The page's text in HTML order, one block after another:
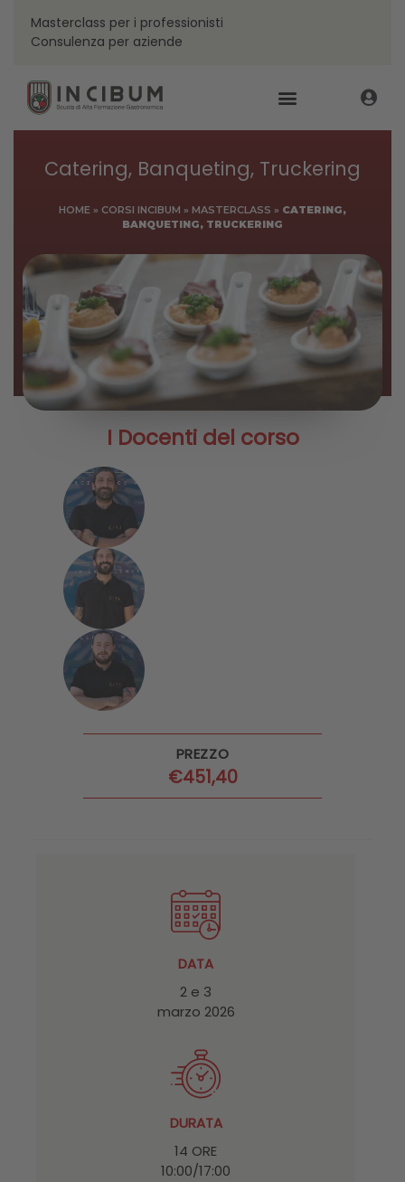
Masterclass per i professionisti
Consulenza per aziende
Catering, Banqueting, Truckering
HOME » CORSI INCIBUM » MASTERCLASS » CATERING,
BANQUETING, TRUCKERING
DATA
2 e 3
marzo 2026
DURATA
14 ORE
10:00/17:00
I Docenti del corso
PREZZO
€451,40